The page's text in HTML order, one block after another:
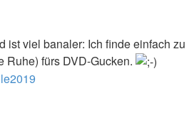
ist viel banaler: Ich finde einfach zu
Ruhe) fürs DVD-Gucken.